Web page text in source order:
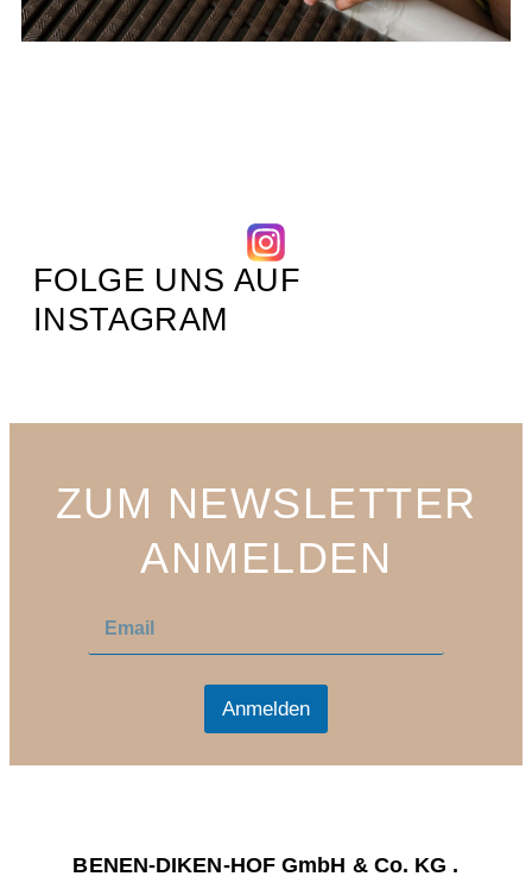
FOLGE UNS AUF
INSTAGRAM
ZUM NEWSLETTER
ANMELDEN
a
Anmelden
BENEN-DIKEN-HOF GmbH & Co. KG .